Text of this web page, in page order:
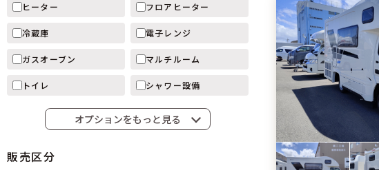
ヒーター フロアヒーター
冷蔵庫 電子レンジ
ガスオーブン マルチルーム
トイレ シャワー設備
キッチン コンロ
ベッド
オプションをもっと見る
販売区分